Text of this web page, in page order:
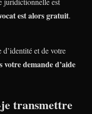
est alors gratuit.
et de votre
votre demande d’aide
transmettre